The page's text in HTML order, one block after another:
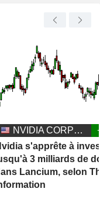
NVIDIA CORPORATION
s'apprête à
3 milliards de
Lancium, selon